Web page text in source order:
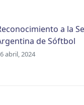
a la
de Sóftbol
abril, 2024